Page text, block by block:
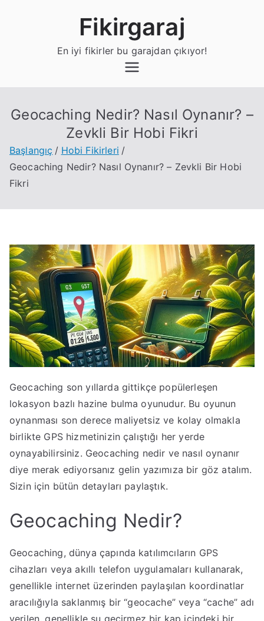
Fikirgaraj
En iyi fikirler bu garajdan çıkıyor!
Geocaching Nedir? Nasıl Oynanır? –
Zevkli Bir Hobi Fikri
Başlangıç
Hobi Fikirleri
Geocaching Nedir? Nasıl Oynanır? – Zevkli Bir Hobi
Fikri
Geocaching son yıllarda gittikçe popülerleşen
lokasyon bazlı hazine bulma oyunudur. Bu oyunun
oynanması son derece maliyetsiz ve kolay olmakla
birlikte GPS hizmetinizin çalıştığı her yerde
oynayabilirsiniz. Geocaching nedir ve nasıl oynanır
diye merak ediyorsanız gelin yazımıza bir göz atalım.
Sizin için bütün detayları paylaştık.
Geocaching Nedir?
Geocaching, dünya çapında katılımcıların GPS
cihazları veya akıllı telefon uygulamaları kullanarak,
genellikle internet üzerinden paylaşılan koordinatlar
aracılığıyla saklanmış bir “geocache” veya “cache” adı
verilen, genellikle su geçirmez bir kap içindeki bir